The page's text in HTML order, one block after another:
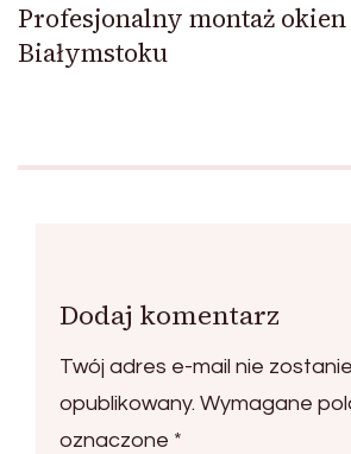
Profesjonalny montaż
Białymstoku
Dodaj komentarz
Twój adres e-mail nie zostanie
opublikowany. Wymagane
oznaczone *